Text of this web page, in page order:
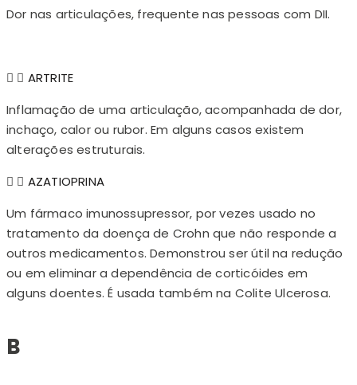
Dor nas articulações, frequente nas pessoas com DII.
ARTRITE
Inflamação de uma articulação, acompanhada de dor,
inchaço, calor ou rubor. Em alguns casos existem
alterações estruturais.
AZATIOPRINA
Um fármaco imunossupressor, por vezes usado no
tratamento da doença de Crohn que não responde a
outros medicamentos. Demonstrou ser útil na redução
ou em eliminar a dependência de corticóides em
alguns doentes. É usada também na Colite Ulcerosa.
B